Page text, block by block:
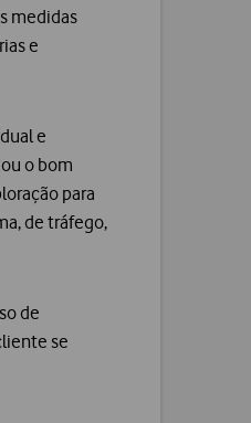
medidas
e
e
o bom
para
de tráfego,
de
se